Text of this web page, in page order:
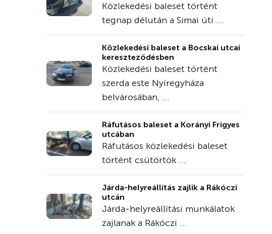
Közlekedési baleset történt
tegnap délután a Simai úti ...
Közlekedési baleset a Bocskai utcai
kereszteződésben
Közlekedési baleset történt
szerda este Nyíregyháza
belvárosában, ...
Ráfutásos baleset a Korányi Frigyes
utcában
Ráfutásos közlekedési baleset
történt csütörtök ...
Járda-helyreállítás zajlik a Rákóczi
utcán
Járda-helyreállítási munkálatok
zajlanak a Rákóczi ...